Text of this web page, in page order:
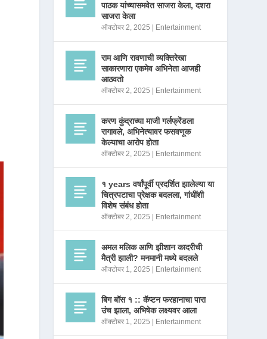
पाठक यांच्यासमवेत साजरा केला, दशरा
साजरा केला
ऑक्टोबर 2, 2025 Entertainment
राम आणि रावणाची व्यक्तिरेखा
साकारणारा एकमेव अभिनेता आजही
आठवतो
ऑक्टोबर 2, 2025 Entertainment
करण कुंद्राच्या माजी गर्लफ्रेंडला
रागावले, अभिनेत्यावर फसवणूक
केल्याचा आरोप होता
ऑक्टोबर 2, 2025 Entertainment
१ years वर्षांपूर्वी प्रदर्शित झालेल्या या
चित्रपटाचा प्रेक्षक बदलला, गांधींशी
विशेष संबंध होता
ऑक्टोबर 2, 2025 Entertainment
अमल मलिक आणि झीशान कादरीची
मैत्री झाली? मनमानी मध्ये बदलले
ऑक्टोबर 1, 2025 Entertainment
बिग बॉस १ :: कॅप्टन फरहानाचा पारा
उंच झाला, अभिषेक लक्ष्यवर आला
ऑक्टोबर 1, 2025 Entertainment